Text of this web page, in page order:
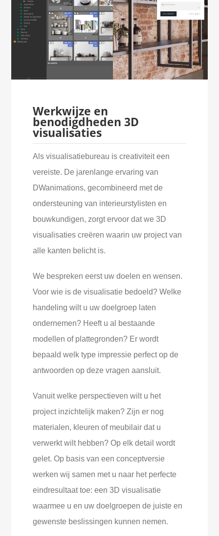
Werkwijze en
benodigdheden 3D
visualisaties
Als visualisatiebureau is creativiteit een
vereiste. De jarenlange ervaring van
DWanimations, gecombineerd met de
ondersteuning van interieurstylisten en
bouwkundigen, zorgt ervoor dat we 3D
visualisaties creëren waarin uw project van
alle kanten belicht is.
We bespreken eerst uw doelen en wensen.
Voor wie is de visualisatie bedoeld? Welke
handeling wilt u uw doelgroep laten
ondernemen? Heeft u al bestaande
modellen of plattegronden? Er wordt
bepaald welk type impressie perfect op de
antwoorden op deze vragen aansluit.
Vanuit welke perspectieven wilt u het
project inzichtelijk maken? Zijn er nog
materialen, kleuren of meubilair dat u
verwerkt wilt hebben? Op elk detail wordt
gelet. Op basis van een conceptversie
werken wij samen met u naar het perfecte
eindresultaat toe: een 3D visualisatie
waarmee u en uw doelgroepen de juiste en
gewenste beslissingen kunnen nemen.